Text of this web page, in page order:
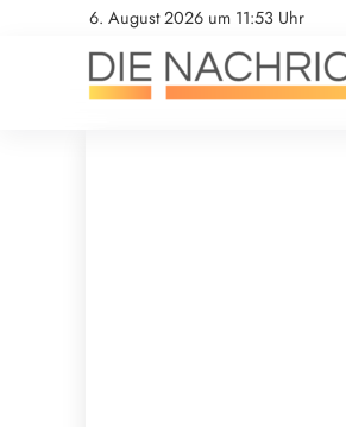
6. August 2026 um 11:53 Uhr